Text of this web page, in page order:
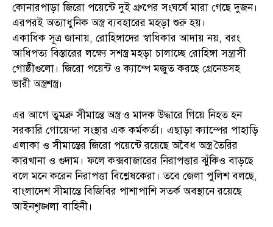
কোনারপাড়া জিরো পয়েন্টে দুই গ্রুপের সংঘর্ষে মারা গেছে দুজন।
এরপরই অত্যাধুনিক অস্ত্র ব্যবহারের মহড়া শুরু হয়।
একাধিক সূত্র জানায়, রোহিঙ্গাদের স্বাধিকার আদায় নয়, বরং
আধিপত্য বিস্তারের লক্ষ্যে সশস্ত্র মহড়া চালাচ্ছে রোহিঙ্গা সন্ত্রাসী
গোষ্ঠীগুলো। জিরো পয়েন্ট ও ক্যাম্পে মজুত করছে গ্রেনেডসহ
ভারী অস্ত্রশস্ত্র।
এর আগে তুমব্রু সীমান্তে অস্ত্র ও মাদক উদ্ধারে গিয়ে নিহত হন
সরকারি গোয়েন্দা সংস্থার এক কর্মকর্তা। এছাড়া ক্যাম্পের পাহাড়ি
এলাকা ও সীমান্তের জিরো পয়েন্টে রয়েছে অবৈধ অস্ত্র তৈরির
কারখানা ও গুদাম। ফলে কক্সবাজারের নিরাপত্তার ঝুঁকিও বাড়ছে
বলে মনে করেন নিরাপত্তা বিশ্লেষকেরা। তবে জেলা পুলিশ বলছে,
বাংলাদেশ সীমান্তে বিজিবির পাশাপাশি সতর্ক অবস্থানে রয়েছে
আইনশৃঙ্খলা বাহিনী।